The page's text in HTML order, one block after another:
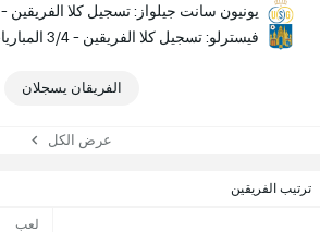
يونيون سانت جيلواز: تسجيل كلا الفريقين - 6/6 المباريات الاخيرة
فيسترلو: تسجيل كلا الفريقين - 3/4 المباريات الاخيرة
الفريقان يسجلان
عرض الكل
ترتيب الفريقين
لعب